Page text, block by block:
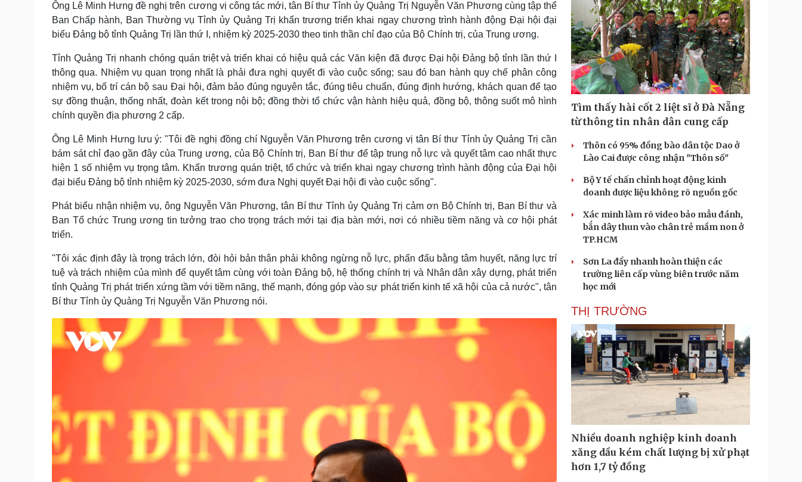
Ông Lê Minh Hưng đề nghị trên cương vị công tác mới, tân Bí thư Tỉnh ủy Quảng Trị Nguyễn Văn Phương cùng tập thể
Ban Chấp hành, Ban Thường vụ Tỉnh ủy Quảng Trị khẩn trương triển khai ngay chương trình hành động Đại hội đại
biểu Đảng bộ tỉnh Quảng Trị lần thứ I, nhiệm kỳ 2025-2030 theo tinh thần chỉ đạo của Bộ Chính trị, của Trung ương.
Tỉnh Quảng Trị nhanh chóng quán triệt và triển khai có hiệu quả các Văn kiện đã được Đại hội Đảng bộ tỉnh lần thứ I
thông qua. Nhiệm vụ quan trọng nhất là phải đưa nghị quyết đi vào cuộc sống; sau đó ban hành quy chế phân công
nhiệm vụ, bố trí cán bộ sau Đại hội, đảm bảo đúng nguyên tắc, đúng tiêu chuẩn, đúng định hướng, khách quan để tạo
sự đồng thuận, thống nhất, đoàn kết trong nội bộ; đồng thời tổ chức vận hành hiệu quả, đồng bộ, thông suốt mô hình
chính quyền địa phương 2 cấp.
Ông Lê Minh Hưng lưu ý: "Tôi đề nghị đồng chí Nguyễn Văn Phương trên cương vị tân Bí thư Tỉnh ủy Quảng Trị cần
bám sát chỉ đạo gần đây của Trung ương, của Bộ Chính trị, Ban Bí thư để tập trung nỗ lực và quyết tâm cao nhất thực
hiện 1 số nhiệm vụ trọng tâm. Khẩn trương quán triệt, tổ chức và triển khai ngay chương trình hành động của Đại hội
đại biểu Đảng bộ tỉnh nhiệm kỳ 2025-2030, sớm đưa Nghị quyết Đại hội đi vào cuộc sống".
Phát biểu nhận nhiệm vụ, ông Nguyễn Văn Phương, tân Bí thư Tỉnh ủy Quảng Trị cảm ơn Bộ Chính trị, Ban Bí thư và
Ban Tổ chức Trung ương tin tưởng trao cho trọng trách mới tại địa bàn mới, nơi có nhiều tiềm năng và cơ hội phát
triển.
"Tôi xác định đây là trọng trách lớn, đòi hỏi bản thân phải không ngừng nỗ lực, phấn đấu bằng tâm huyết, năng lực trí
tuệ và trách nhiệm của mình để quyết tâm cùng với toàn Đảng bộ, hệ thống chính trị và Nhân dân xây dựng, phát triển
tỉnh Quảng Trị phát triển xứng tầm với tiềm năng, thế mạnh, đóng góp vào sự phát triển kinh tế xã hội của cả nước", tân
Bí thư Tỉnh ủy Quảng Trị Nguyễn Văn Phương nói.
Tìm thấy hài cốt 2 liệt sĩ ở Đà Nẵng
từ thông tin nhân dân cung cấp
Thôn có 95% đồng bào dân tộc Dao ở
Lào Cai được công nhận "Thôn số"
Bộ Y tế chấn chỉnh hoạt động kinh
doanh dược liệu không rõ nguồn gốc
Xác minh làm rõ video bảo mẫu đánh,
bắn dây thun vào chân trẻ mầm non ở
TP.HCM
Sơn La đẩy nhanh hoàn thiện các
trường liên cấp vùng biên trước năm
học mới
THỊ TRƯỜNG
Nhiều doanh nghiệp kinh doanh
xăng dầu kém chất lượng bị xử phạt
hơn 1,7 tỷ đồng